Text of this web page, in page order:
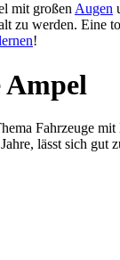
mit großen Augen
zu werden. Eine
!
Ampel
Fahrzeuge
lässt sich gut